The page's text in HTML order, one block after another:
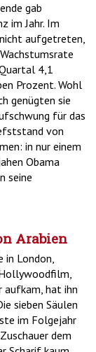
gab
im Jahr. Im
aufgetreten,
4,1
Prozent. Wohl
genügten sie
für das
von
in nur einem
Obama
seine
Arabien
in London,
Hollywoodfilm,
aufkam, hat ihn
sieben Säulen
im Folgejahr
dem